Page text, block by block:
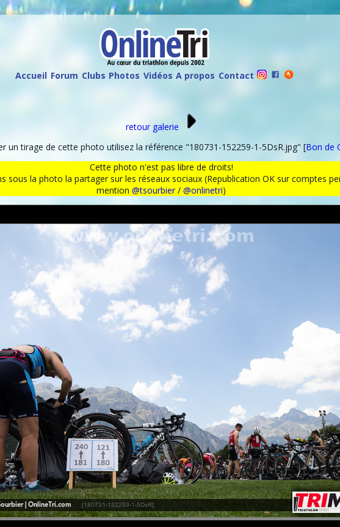
Accueil Forum Clubs Photos Vidéos A propos Contact
retour galerie
un tirage de cette photo utilisez la référence "180731-152259-1-5DsR.jpg" [Bon de
Cette photo n'est pas libre de droits!
sous la photo la partager sur les réseaux sociaux (Republication OK sur comptes
mention @tsourbier/ @onlinetri)